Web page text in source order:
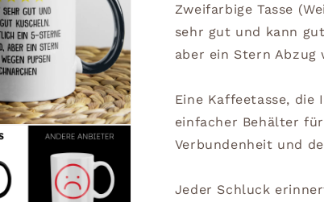
Zweifarbige Tasse
sehr gut und kann
aber ein Stern Abzug
Eine Kaffeetasse,
einfacher Behälter
Verbundenheit und
Jeder Schluck